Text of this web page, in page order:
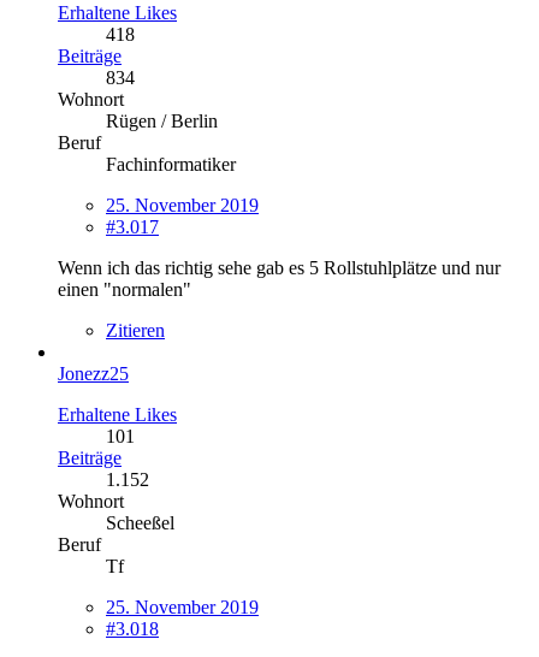
Erhaltene Likes
418
Beiträge
834
Wohnort
Rügen / Berlin
Beruf
Fachinformatiker
25. November 2019
#3.017
Wenn ich das richtig sehe gab es 5 Rollstuhlplätze und nur
einen "normalen"
Zitieren
Jonezz25
Erhaltene Likes
101
Beiträge
1.152
Wohnort
Scheeßel
Beruf
Tf
25. November 2019
#3.018